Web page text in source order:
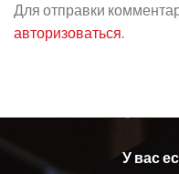
Для отправки
авторизоваться.
У вас